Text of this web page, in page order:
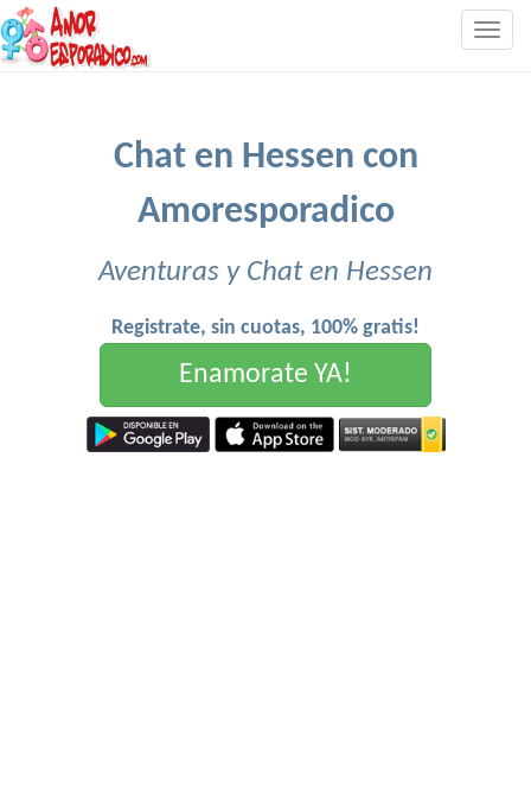
Chat en Hessen con
Amoresporadico
Aventuras y Chat en Hessen
Registrate, sin cuotas, 100% gratis!
Enamorate YA!